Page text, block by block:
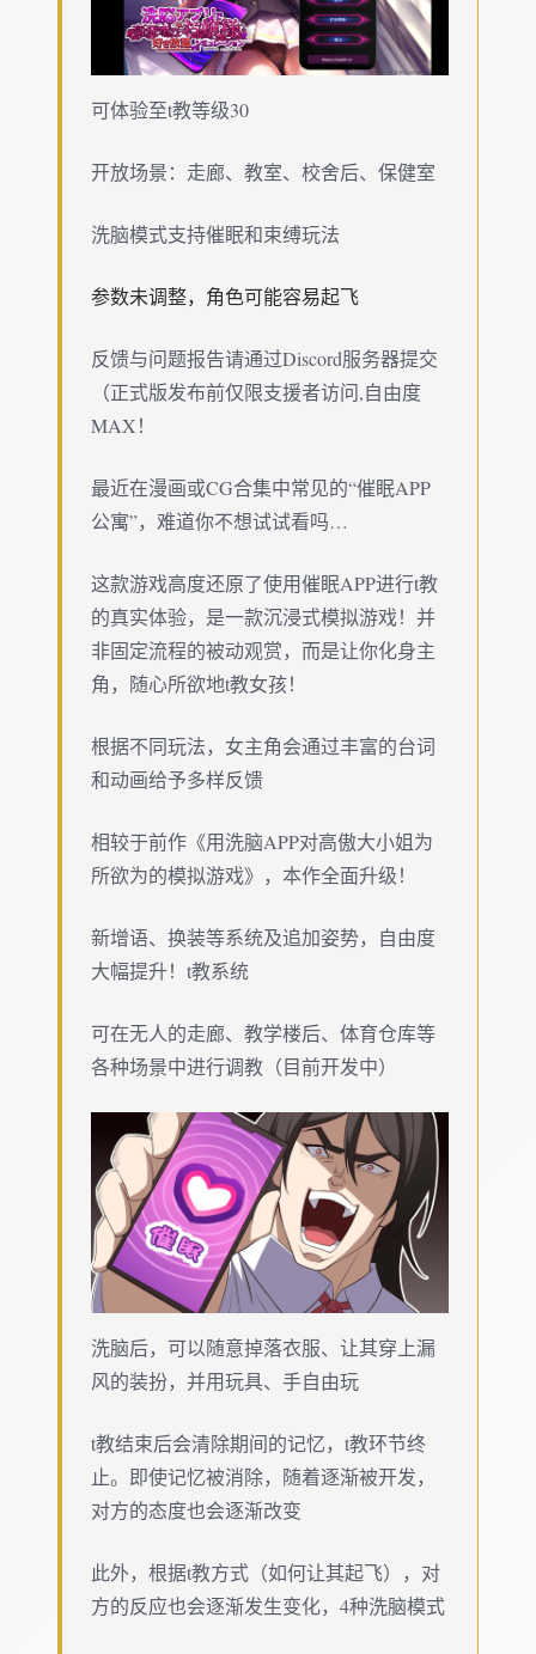
可体验至t教等级30
开放场景：走廊、教室、校舍后、保健室
洗脑模式支持催眠和束缚玩法
参数未调整，角色可能容易起飞
反馈与问题报告请通过Discord服务器提交
（正式版发布前仅限支援者访问,自由度
MAX！
最近在漫画或CG合集中常见的“催眠APP
公寓”，难道你不想试试看吗…
这款游戏高度还原了使用催眠APP进行t教
的真实体验，是一款沉浸式模拟游戏！并
非固定流程的被动观赏，而是让你化身主
角，随心所欲地t教女孩！
根据不同玩法，女主角会通过丰富的台词
和动画给予多样反馈
相较于前作《用洗脑APP对高傲大小姐为
所欲为的模拟游戏》，本作全面升级！
新增语、换装等系统及追加姿势，自由度
大幅提升！t教系统
可在无人的走廊、教学楼后、体育仓库等
各种场景中进行调教（目前开发中）
洗脑后，可以随意掉落衣服、让其穿上漏
风的装扮，并用玩具、手自由玩
t教结束后会清除期间的记忆，t教环节终
止。即使记忆被消除，随着逐渐被开发，
对方的态度也会逐渐改变
此外，根据t教方式（如何让其起飞），对
方的反应也会逐渐发生变化，4种洗脑模式